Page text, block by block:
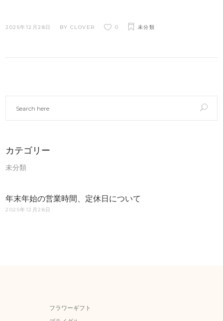
2025年12月28日 BY CLOVER 0 未分類
カテゴリー
未分類
年末年始の営業時間、定休日について
2025年12月28日
フラワーギフト